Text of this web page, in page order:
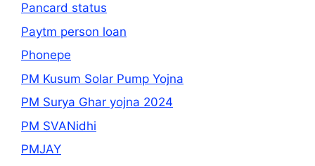
Pancard status
Paytm person loan
Phonepe
PM Kusum Solar Pump Yojna
PM Surya Ghar yojna 2024
PM SVANidhi
PMJAY